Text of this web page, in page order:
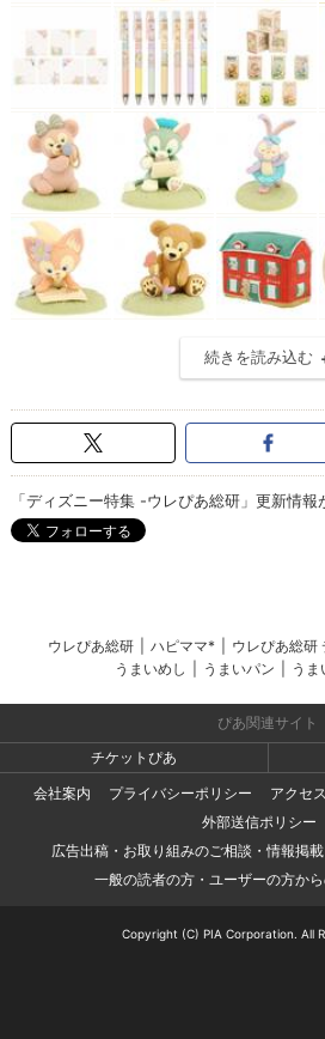
続きを読み込む
「ディズニー特集 -ウレぴあ総研」更新情報
ウレぴあ総研 ハピママ* ウレぴあ総研
うまいめし
うまいパン うま
ぴあ関連サイト
チケットぴあ
会社案内
プライバシーポリシー
アクセ
外部送信ポリシー
広告出稿・お取り組みのご相談・情報掲
一般の読者の方・ユーザーの方か
Copyright (C) PIA Corporation. All